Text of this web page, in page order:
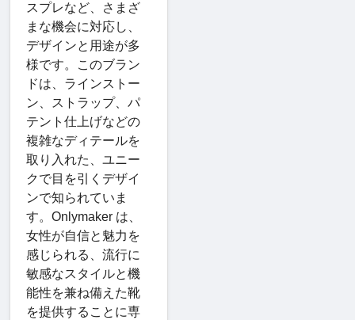
スプレなど、さまざ
まな機会に対応し、
デザインと用途が多
様です。このブラン
ドは、ラインストー
ン、ストラップ、パ
テント仕上げなどの
複雑なディテールを
取り入れた、ユニー
クで目を引くデザイ
ンで知られていま
す。Onlymaker は、
女性が自信と魅力を
感じられる、流行に
敏感なスタイルと機
能性を兼ね備えた靴
を提供することに専